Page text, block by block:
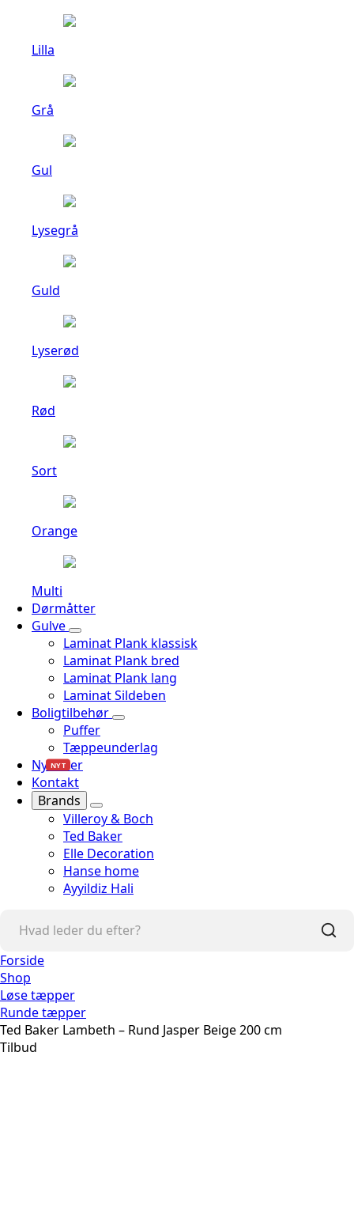
Lilla
Grå
Gul
Lysegrå
Guld
Lyserød
Rød
Sort
Orange
Multi
Dørmåtter
Gulve
Laminat Plank klassisk
Laminat Plank bred
Laminat Plank lang
Laminat Sildeben
Boligtilbehør
Puffer
Tæppeunderlag
Nyheder
NYT
Kontakt
Brands
Villeroy & Boch
Ted Baker
Elle Decoration
Hanse home
Ayyildiz Hali
Forside
Shop
Løse tæpper
Runde tæpper
Ted Baker Lambeth – Rund Jasper Beige 200 cm
Tilbud